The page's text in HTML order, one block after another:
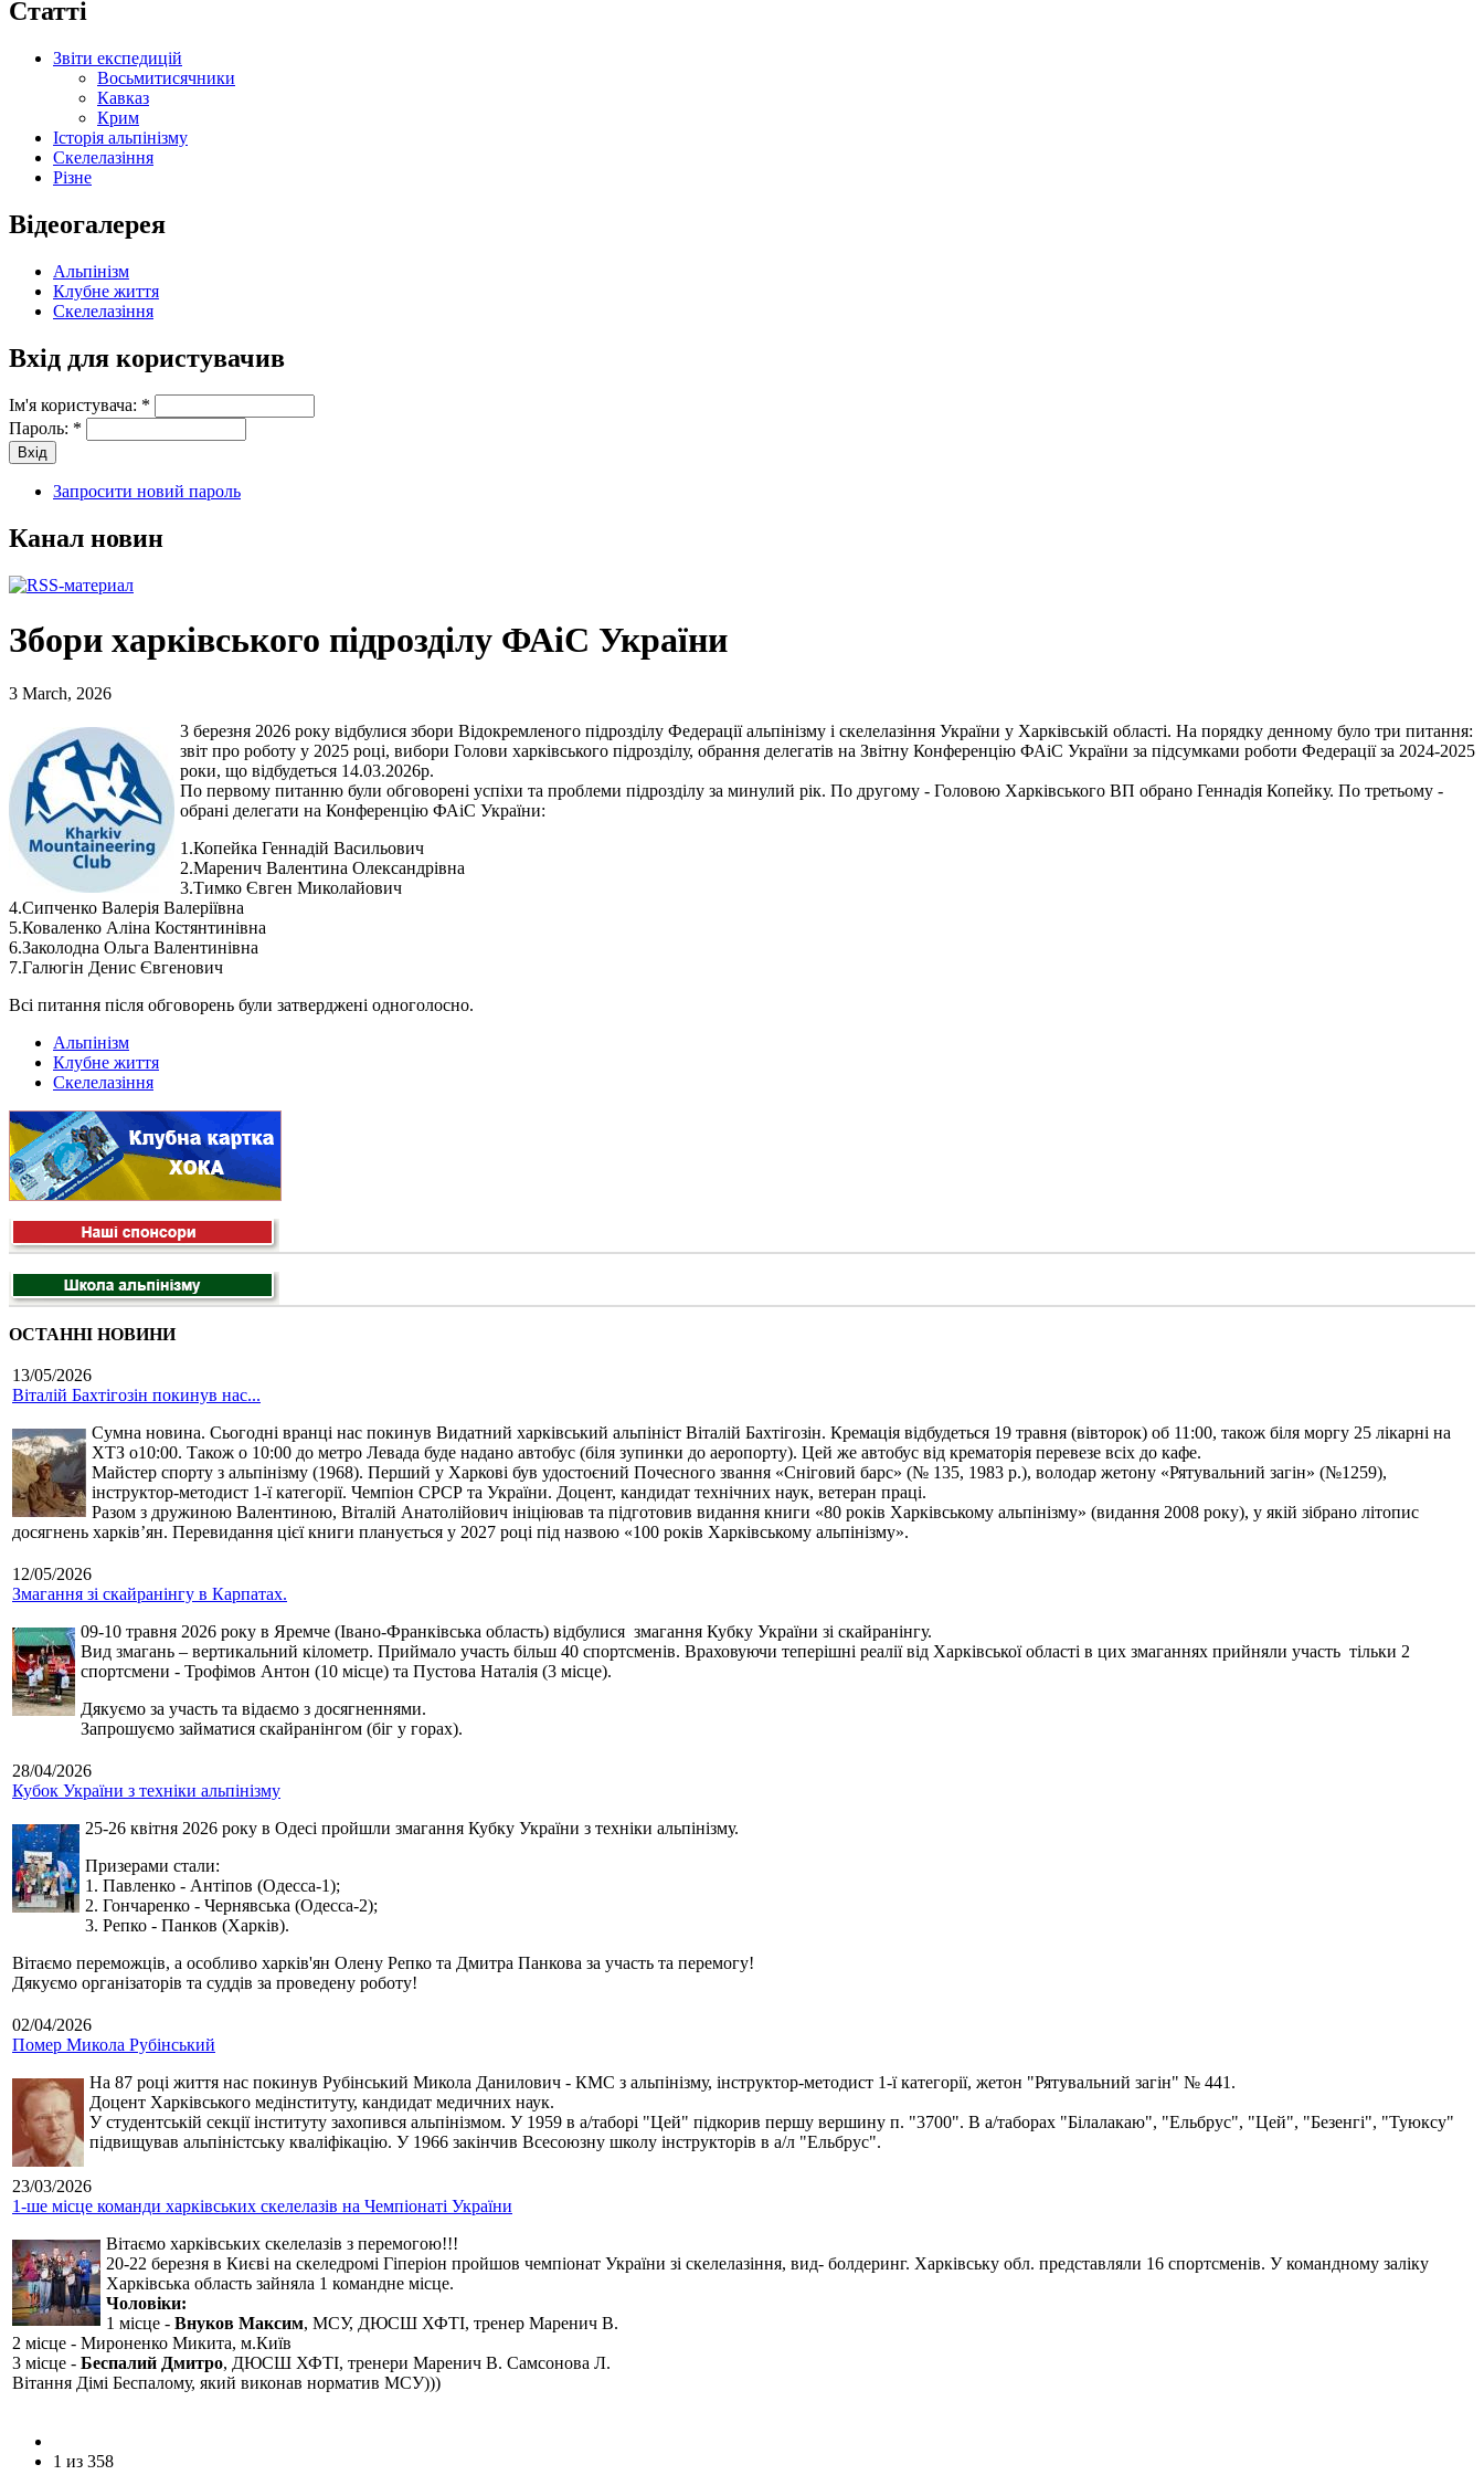
Статті
Звіти експедицій
Восьмитисячники
Кавказ
Крим
Історія альпінізму
Скелелазіння
Різне
Відеогалерея
Альпінізм
Клубне життя
Скелелазіння
Вхід для користувачив
Ім'я користувача: *
Пароль: *
Запросити новий пароль
Канал новин
Збори харківського підрозділу ФАіС України
3 March, 2026
3 березня 2026 року відбулися збори Відокремленого підрозділу Федерації альпінізму і скелелазіння України у Харківській області. На порядку денному було три питання:
звіт про роботу у 2025 році, вибори Голови харківського підрозділу, обрання делегатів на Звітну Конференцію ФАіС України за підсумками роботи Федерації за 2024-2025
роки, що відбудеться 14.03.2026р.
По первому питанню були обговорені успіхи та проблеми підрозділу за минулий рік. По другому - Головою Харківського ВП обрано Геннадія Копейку. По третьому -
обрані делегати на Конференцію ФАіС України:
1.Копейка Геннадій Васильович
2.Маренич Валентина Олександрівна
3.Тимко Євген Миколайович
4.Сипченко Валерія Валеріївна
5.Коваленко Аліна Костянтинівна
6.Заколодна Ольга Валентинівна
7.Галюгін Денис Євгенович
Всі питання після обговорень були затверджені одноголосно.
Альпінізм
Клубне життя
Скелелазіння
ОСТАННІ НОВИНИ
13/05/2026
Віталій Бахтігозін покинув нас...
Сумна новина. Сьогодні вранці нас покинув Видатний харківський альпініст Віталій Бахтігозін. Кремація відбудеться 19 травня (вівторок) об 11:00, також біля моргу 25 лікарні на
ХТЗ о10:00. Також о 10:00 до метро Левада буде надано автобус (біля зупинки до аеропорту). Цей же автобус від крематорія перевезе всіх до кафе.
Майстер спорту з альпінізму (1968). Перший у Харкові був удостоєний Почесного звання «Сніговий барс» (№ 135, 1983 р.), володар жетону «Рятувальний загін» (№1259),
інструктор-методист 1-ї категорії. Чемпіон СРСР та України. Доцент, кандидат технічних наук, ветеран праці.
Разом з дружиною Валентиною, Віталій Анатолійович ініціював та підготовив видання книги «80 років Харківському альпінізму» (видання 2008 року), у якій зібрано літопис
досягнень харків’ян. Перевидання цієї книги планується у 2027 році під назвою «100 років Харківському альпінізму».
12/05/2026
Змагання зі скайранінгу в Карпатах.
09-10 травня 2026 року в Яремче (Івано-Франківська область) відбулися змагання Кубку України зі скайранінгу.
Вид змагань – вертикальний кілометр. Приймало участь більш 40 спортсменів. Враховуючи теперішні реалії від Харківської області в цих змаганнях прийняли участь тільки 2
спортсмени - Трофімов Антон (10 місце) та Пустова Наталія (3 місце).
Дякуємо за участь та відаємо з досягненнями.
Запрошуємо займатися скайранінгом (біг у горах).
28/04/2026
Кубок України з техніки альпінізму
25-26 квітня 2026 року в Одесі пройшли змагання Кубку України з техніки альпінізму.
Призерами стали:
1. Павленко - Антіпов (Одесса-1);
2. Гончаренко - Чернявська (Одесса-2);
3. Репко - Панков (Харків).
Вітаємо переможців, а особливо харків'ян Олену Репко та Дмитра Панкова за участь та перемогу!
Дякуємо організаторів та суддів за проведену роботу!
02/04/2026
Помер Микола Рубінський
На 87 році життя нас покинув Рубінський Микола Данилович - КМС з альпінізму, інструктор-методист 1-ї категорії, жетон "Рятувальний загін" № 441.
Доцент Харківського медінституту, кандидат медичних наук.
У студентській секції інституту захопився альпінізмом. У 1959 в а/таборі "Цей" підкорив першу вершину п. "3700". В а/таборах "Білалакаю", "Ельбрус", "Цей", "Безенгі", "Туюксу"
підвищував альпіністську кваліфікацію. У 1966 закінчив Всесоюзну школу інструкторів в а/л "Ельбрус".
23/03/2026
1-ше місце команди харківських скелелазів на Чемпіонаті України
Вітаємо харківських скелелазів з перемогою!!!
20-22 березня в Києві на скеледромі Гіперіон пройшов чемпіонат України зі скелелазіння, вид- болдеринг. Харківську обл. представляли 16 спортсменів. У командному заліку
Харківська область зайняла 1 командне місце.
Чоловіки:
1 місце - Внуков Максим, МСУ, ДЮСШ ХФТІ, тренер Маренич В.
2 місце - Мироненко Микита, м.Київ
3 місце - Беспалий Дмитро, ДЮСШ ХФТІ, тренери Маренич В. Самсонова Л.
Вітання Дімі Беспалому, який виконав норматив МСУ)))
1 из 358